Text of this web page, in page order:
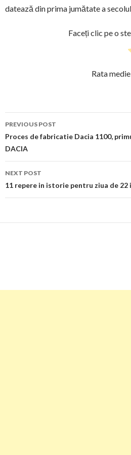
datează din prima jumătate a
Faceți clic pe o
Rata medie
Post
navigation
PREVIOUS POST
Proces de fabricatie Dacia 1100,
DACIA
NEXT POST
11 repere in istorie pentru ziua de 22